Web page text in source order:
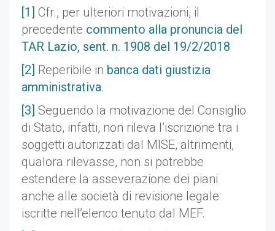
[1] Cfr., per ulteriori motivazioni, il
precedente commento alla pronuncia del
TAR Lazio, sent. n. 1908 del 19/2/2018
[2] Reperibile in banca dati giustizia
amministrativa.
[3] Seguendo la motivazione del Consiglio
di Stato, infatti, non rileva l’iscrizione tra i
soggetti autorizzati dal MISE, altrimenti,
qualora rilevasse, non si potrebbe
estendere la asseverazione dei piani
anche alle società di revisione legale
iscritte nell’elenco tenuto dal MEF.